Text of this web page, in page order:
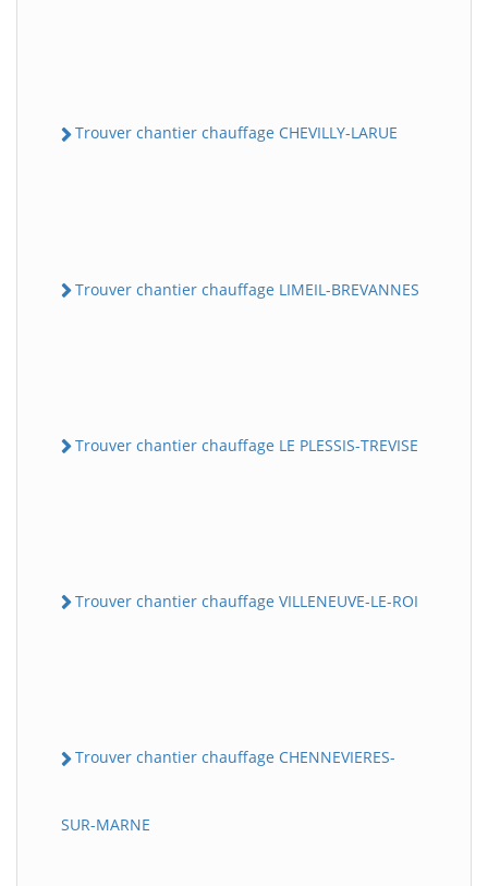
Trouver chantier chauffage CHEVILLY-LARUE
Trouver chantier chauffage LIMEIL-BREVANNES
Trouver chantier chauffage LE PLESSIS-TREVISE
Trouver chantier chauffage VILLENEUVE-LE-ROI
Trouver chantier chauffage CHENNEVIERES-
SUR-MARNE